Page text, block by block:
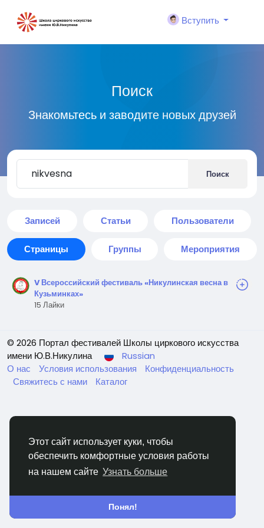
Этот сайт использует куки, чтобы
обеспечить комфортные условия работы
на нашем сайте Узнать больше
Понял!
Вступить
Поиск
Знакомьтесь и заводите новых друзей
Поиск
Записей Статьи Пользователи
Страницы Группы Мероприятия
V Всероссийский фестиваль «Никулинская весна в
Кузьминках»
15 Лайки
© 2026 Портал фестивалей Школы циркового искусства
имени Ю.В.Никулина
Russian
О нас
Условия использования
Конфиденциальность
Свяжитесь с нами
Каталог